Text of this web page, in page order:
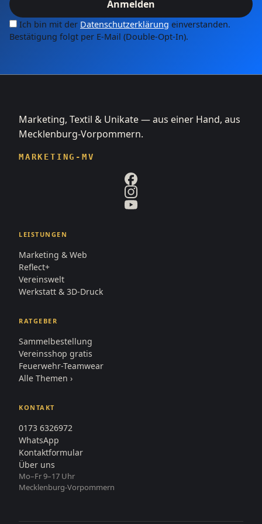
Anmelden
Ich bin mit der Datenschutzerklärung einverstanden.
Bestätigung folgt per E-Mail (Double-Opt-In).
Marketing, Textil & Unikate — aus einer Hand, aus
Mecklenburg-Vorpommern.
MARKETING-MV
LEISTUNGEN
Marketing & Web
Reflect+
Vereinswelt
Werkstatt & 3D-Druck
RATGEBER
Sammelbestellung
Vereinsshop gratis
Feuerwehr-Teamwear
Alle Themen ›
KONTAKT
0173 6326972
WhatsApp
Kontaktformular
Über uns
Mo–Fr 9–17 Uhr
Mecklenburg-Vorpommern